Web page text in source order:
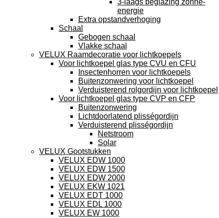
3-laags beglazing zonne-
energie
Extra opstandverhoging
Schaal
Gebogen schaal
Vlakke schaal
VELUX Raamdecoratie voor lichtkoepels
Voor lichtkoepel glas type CVU en CFU
Insectenhorren voor lichtkoepels
Buitenzonwering voor lichtkoepel
Verduisterend rolgordijn voor lichtkoepel
Voor lichtkoepel glas type CVP en CFP
Buitenzonwering
Lichtdoorlatend plisségordijn
Verduisterend plisségordijn
Netstroom
Solar
VELUX Gootstukken
VELUX EDW 1000
VELUX EDW 1500
VELUX EDW 2000
VELUX EKW 1021
VELUX EDT 1000
VELUX EDL 1000
VELUX EW 1000